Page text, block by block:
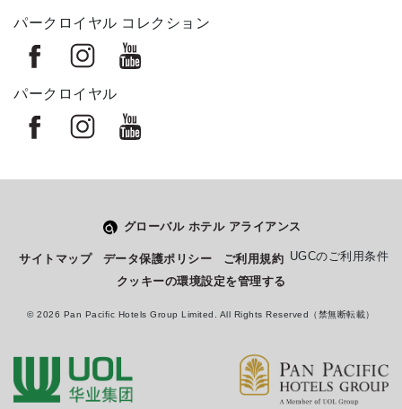
パークロイヤル コレクション
パークロイヤル
グローバル ホテル アライアンス
サイトマップ データ保護ポリシー ご利用規約 UGCのご利用条件
クッキーの環境設定を管理する
© 2026 Pan Pacific Hotels Group Limited. All Rights Reserved（禁無断転載）
このサイトでの経験をどのように評価しますか？
Select
1
being